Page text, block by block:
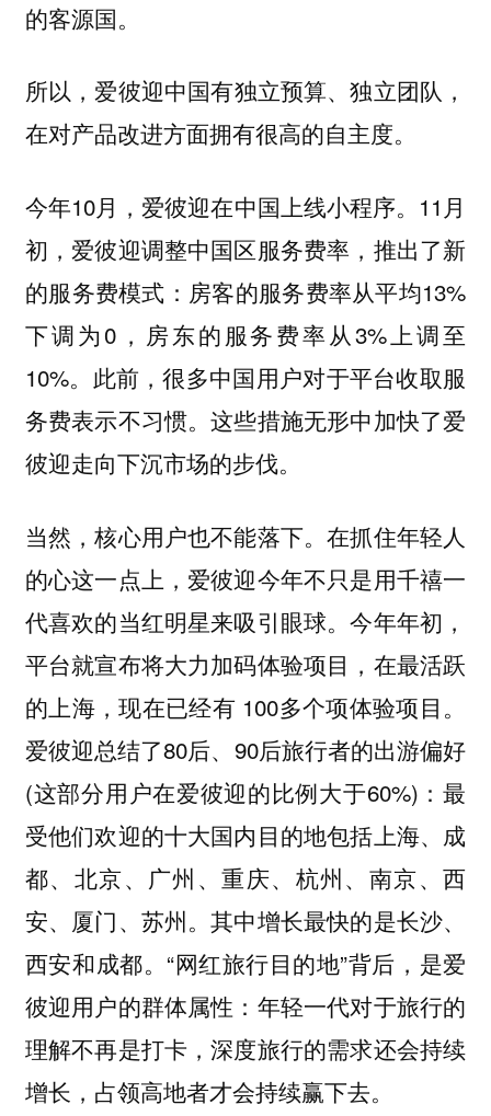
的客源国。
所以，爱彼迎中国有独立预算、独立团队，
在对产品改进方面拥有很高的自主度。
今年10月，爱彼迎在中国上线小程序。11月
初，爱彼迎调整中国区服务费率，推出了新
的服务费模式：房客的服务费率从平均13%
下调为0，房东的服务费率从3%上调至
10%。此前，很多中国用户对于平台收取服
务费表示不习惯。这些措施无形中加快了爱
彼迎走向下沉市场的步伐。
当然，核心用户也不能落下。在抓住年轻人
的心这一点上，爱彼迎今年不只是用千禧一
代喜欢的当红明星来吸引眼球。今年年初，
平台就宣布将大力加码体验项目，在最活跃
的上海，现在已经有 100多个项体验项目。
爱彼迎总结了80后、90后旅行者的出游偏好
(这部分用户在爱彼迎的比例大于60%)：最
受他们欢迎的十大国内目的地包括上海、成
都、北京、广州、重庆、杭州、南京、西
安、厦门、苏州。其中增长最快的是长沙、
西安和成都。“网红旅行目的地”背后，是爱
彼迎用户的群体属性：年轻一代对于旅行的
理解不再是打卡，深度旅行的需求还会持续
增长，占领高地者才会持续赢下去。